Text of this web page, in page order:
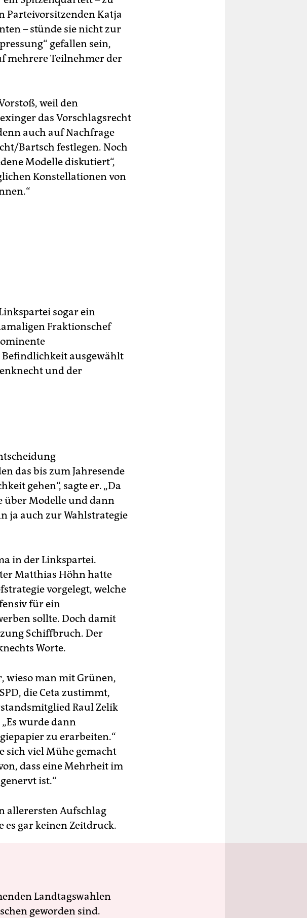
Parteivorsitzenden Katja
– stünde sie nicht zur
gefallen sein,
mehrere Teilnehmer der
weil den
das Vorschlagsrecht
auch auf Nachfrage
Bartsch festlegen. Noch
Modelle diskutiert“,
Konstellationen von
sogar ein
Fraktionschef
ausgewählt
und der
das bis zum Jahresende
gehen“, sagte er. „Da
über Modelle und dann
ja auch zur Wahlstrategie
in der Linkspartei.
Matthias Höhn hatte
vorgelegt, welche
für ein
sollte. Doch damit
Schiffbruch. Der
Worte.
wieso man mit Grünen,
die Ceta zustimmt,
Raul Zelik
wurde dann
zu erarbeiten.“
sich viel Mühe gemacht
dass eine Mehrheit im
ist.“
allerersten Aufschlag
es gar keinen Zeitdruck.
Landtagswahlen
geworden sind.